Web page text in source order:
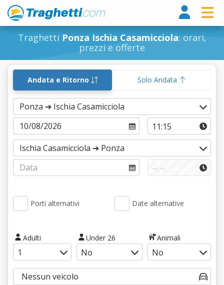
Traghetti Ponza Ischia Casamicciola: orari,
prezzi e offerte
Andata e Ritorno Solo Andata
Porti alternativi Date alternative
Adulti Under 26 Animali